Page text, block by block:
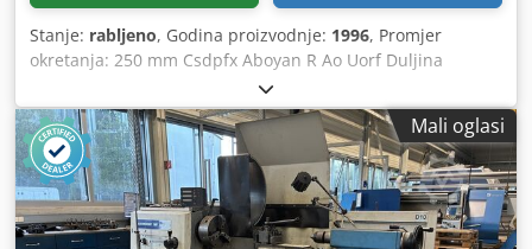
Stanje: rabljeno, Godina proizvodnje: 1996, Promjer
okretanja: 250 mm Csdpfx Aboyan R Ao Uorf Duljina
okretanja: 1000 mm Upravljački sustav: Philips CNC
upravljački sustav Masa stroja: cca 8 t PHILIPS CNC
upravljački sustav Hod osi X: 295 mm / Hod osi Y: 295 mm
Udaljenost između centara: 1000 mm Maksimalni promjer
na strojnoj platformi: Ø 310 mm Maksimalni promjer pri
okretanju: Ø 250 mm Maksimalna brzina okretanja: 4500
o/min Promjer provrta vretena: Ø 78 mm Revolverna glava
Mali oglasi